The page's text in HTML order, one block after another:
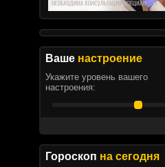
Ваше настроение
Укажите уровень вашего
настроения:
Гороскоп на сегодня